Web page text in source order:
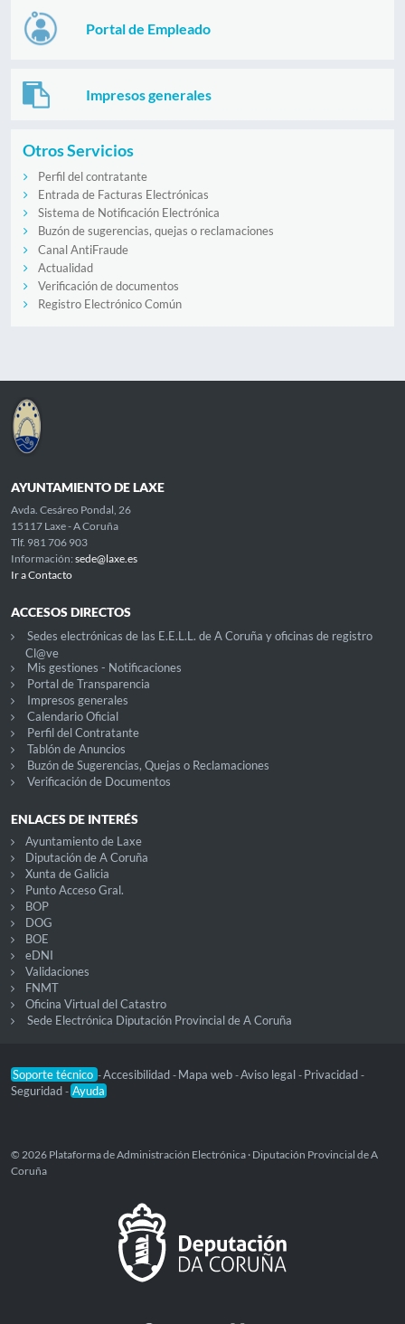
Portal de Empleado
Impresos generales
Otros Servicios
Perfil del contratante
Entrada de Facturas Electrónicas
Sistema de Notificación Electrónica
Buzón de sugerencias, quejas o reclamaciones
Canal AntiFraude
Actualidad
Verificación de documentos
Registro Electrónico Común
AYUNTAMIENTO DE LAXE
Avda. Cesáreo Pondal, 26
15117 Laxe - A Coruña
Tlf. 981 706 903
Información: sede@laxe.es
Ir a Contacto
ACCESOS DIRECTOS
Sedes electrónicas de las E.E.L.L. de A Coruña y oficinas de registro
Cl@ve
Mis gestiones - Notificaciones
Portal de Transparencia
Impresos generales
Calendario Oficial
Perfil del Contratante
Tablón de Anuncios
Buzón de Sugerencias, Quejas o Reclamaciones
Verificación de Documentos
ENLACES DE INTERÉS
Ayuntamiento de Laxe
Diputación de A Coruña
Xunta de Galicia
Punto Acceso Gral.
BOP
DOG
BOE
eDNI
Validaciones
FNMT
Oficina Virtual del Catastro
Sede Electrónica Diputación Provincial de A Coruña
Soporte técnico -Accesibilidad - Mapa web -Aviso legal - Privacidad -
Seguridad - Ayuda
© 2026 Plataforma de Administración Electrónica · Diputación Provincial de A
Coruña